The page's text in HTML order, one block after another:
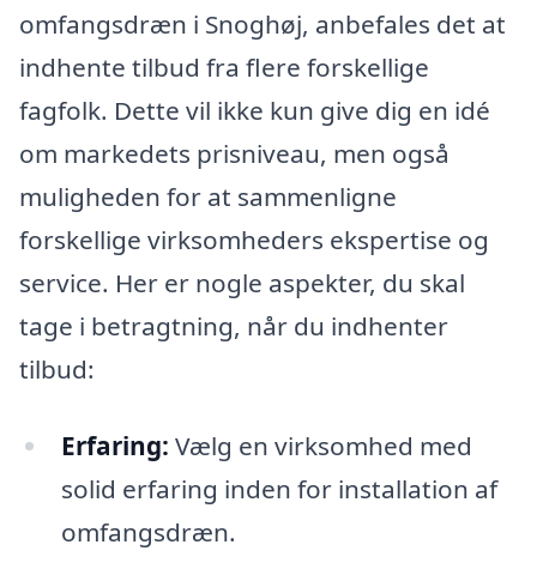
omfangsdræn i Snoghøj, anbefales det at
indhente tilbud fra flere forskellige
fagfolk. Dette vil ikke kun give dig en idé
om markedets prisniveau, men også
muligheden for at sammenligne
forskellige virksomheders ekspertise og
service. Her er nogle aspekter, du skal
tage i betragtning, når du indhenter
tilbud:
Erfaring: Vælg en virksomhed med
solid erfaring inden for installation af
omfangsdræn.